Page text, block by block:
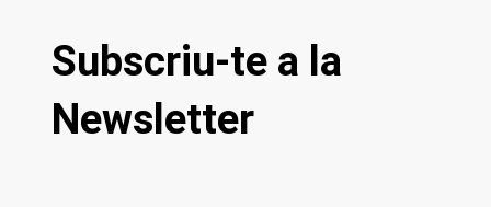
Subscriu-te a la
Newsletter